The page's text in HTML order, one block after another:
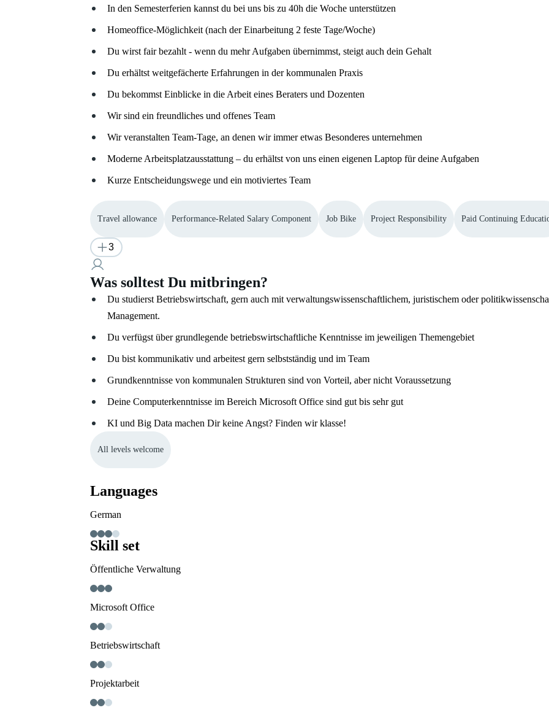
In den Semesterferien kannst du bei uns bis zu 40h die Woche unterstützen
Homeoffice-Möglichkeit (nach der Einarbeitung 2 feste Tage/Woche)
Du wirst fair bezahlt - wenn du mehr Aufgaben übernimmst, steigt auch dein Gehalt
Du erhältst weitgefächerte Erfahrungen in der kommunalen Praxis
Du bekommst Einblicke in die Arbeit eines Beraters und Dozenten
Wir sind ein freundliches und offenes Team
Wir veranstalten Team-Tage, an denen wir immer etwas Besonderes unternehmen
Moderne Arbeitsplatzausstattung – du erhältst von uns einen eigenen Laptop für deine Aufgaben
Kurze Entscheidungswege und ein motiviertes Team
Travel allowance Performance-Related Salary Component Job Bike Project Responsibility Paid Continuing
3
Was solltest Du mitbringen?
Du studierst Betriebswirtschaft, gern auch mit verwaltungswissenschaftlichem, juristischem oder
Management.
Du verfügst über grundlegende betriebswirtschaftliche Kenntnisse im jeweiligen Themengebiet
Du bist kommunikativ und arbeitest gern selbstständig und im Team
Grundkenntnisse von kommunalen Strukturen sind von Vorteil, aber nicht Voraussetzung
Deine Computerkenntnisse im Bereich Microsoft Office sind gut bis sehr gut
KI und Big Data machen Dir keine Angst? Finden wir klasse!
All levels welcome
Languages
German
Skill set
Öffentliche Verwaltung
Microsoft Office
Betriebswirtschaft
Projektarbeit